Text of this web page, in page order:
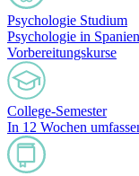
Psychologie Studium
Psychologie in
Vorbereitungskurse
College-Semester
In 12 Wochen